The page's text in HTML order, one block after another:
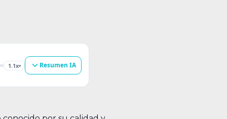
1.1x▾ Resumen IA